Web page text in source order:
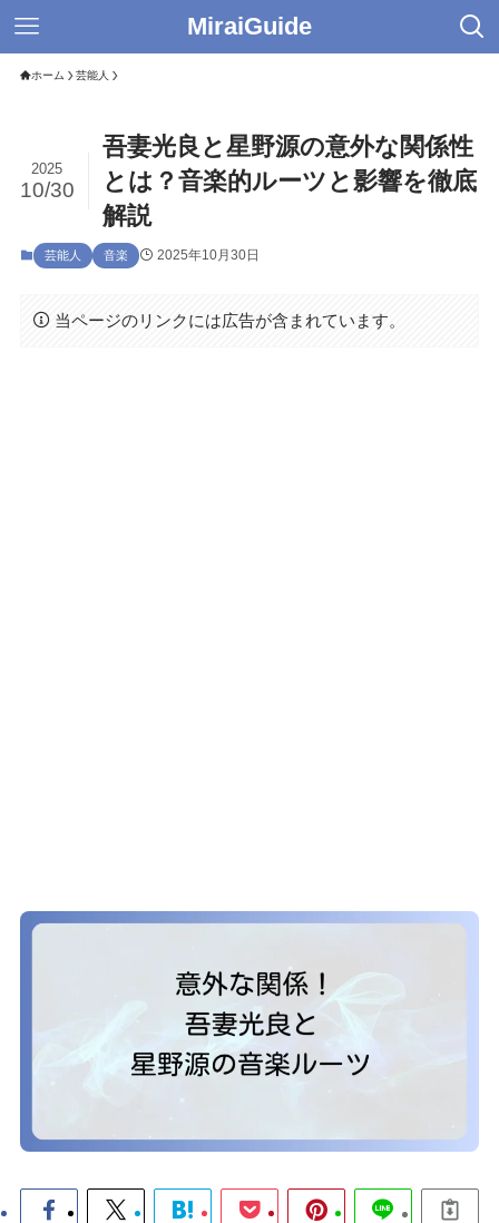
MiraiGuide
ホーム 芸能人
吾妻光良と星野源の意外な関係性
とは？音楽的ルーツと影響を徹底
解説
2025
10/30
芸能人 音楽 2025年10月30日
当ページのリンクには広告が含まれています。